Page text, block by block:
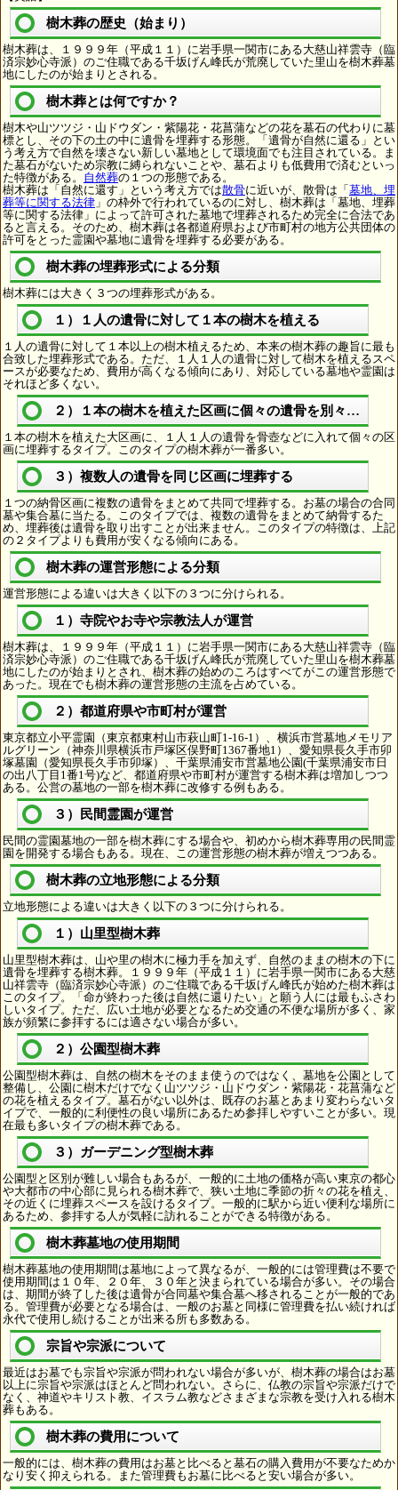
樹木葬の歴史（始まり）
樹木葬は、１９９９年（平成１１）に岩手県一関市にある大慈山祥雲寺（臨
済宗妙心寺派）のご住職である千坂げん峰氏が荒廃していた里山を樹木葬墓
地にしたのが始まりとされる。
樹木葬とは何ですか？
樹木や山ツツジ・山ドウダン・紫陽花・花菖蒲などの花を墓石の代わりに墓
標とし、その下の土の中に遺骨を埋葬する形態。「遺骨が自然に還る」とい
う考え方で自然を壊さない新しい墓地として環境面でも注目されている。ま
た墓石がないため宗教に縛られないことや、墓石よりも低費用で済むといっ
た特徴がある。 自然葬の１つの形態である。
樹木葬は「自然に還す」という考え方では散骨に近いが、散骨は「 墓地、埋
葬等に関する法律 」の枠外で行われているのに対し、樹木葬は「墓地、埋葬
等に関する法律」によって許可された墓地で埋葬されるため完全に合法であ
ると言える。そのため、樹木葬は各都道府県および市町村の地方公共団体の
許可をとった霊園や墓地に遺骨を埋葬する必要がある。
樹木葬の埋葬形式による分類
樹木葬には大きく３つの埋葬形式がある。
１）１人の遺骨に対して１本の樹木を植える
１人の遺骨に対して１本以上の樹木植えるため、本来の樹木葬の趣旨に最も
合致した埋葬形式である。ただ、１人１人の遺骨に対して樹木を植えるスペ
ースが必要なため、費用が高くなる傾向にあり、対応している墓地や霊園は
それほど多くない。
２）１本の樹木を植えた区画に個々の遺骨を別々に埋葬
１本の樹木を植えた大区画に、１人１人の遺骨を骨壺などに入れて個々の区
画に埋葬するタイプ。このタイプの樹木葬が一番多い。
３）複数人の遺骨を同じ区画に埋葬する
１つの納骨区画に複数の遺骨をまとめて共同で埋葬する。お墓の場合の合同
墓や集合墓に当たる。このタイプでは、複数の遺骨をまとめて納骨するた
め、埋葬後は遺骨を取り出すことが出来ません。このタイプの特徴は、上記
の２タイプよりも費用が安くなる傾向にある。
樹木葬の運営形態による分類
運営形態による違いは大きく以下の３つに分けられる。
１）寺院やお寺や宗教法人が運営
樹木葬は、１９９９年（平成１１）に岩手県一関市にある大慈山祥雲寺（臨
済宗妙心寺派）のご住職である千坂げん峰氏が荒廃していた里山を樹木葬墓
地にしたのが始まりとされ、樹木葬の始めのころはすべてがこの運営形態で
あった。現在でも樹木葬の運営形態の主流を占めている。
２）都道府県や市町村が運営
東京都立小平霊園（東京都東村山市萩山町1-16-1）、横浜市営墓地メモリア
ルグリーン（神奈川県横浜市戸塚区俣野町1367番地1）、愛知県長久手市卯
塚墓園（愛知県長久手市卯塚）、千葉県浦安市営墓地公園(千葉県浦安市日
の出八丁目1番1号)など、都道府県や市町村が運営する樹木葬は増加しつつ
ある。公営の墓地の一部を樹木葬に改修する例もある。
３）民間霊園が運営
民間の霊園墓地の一部を樹木葬にする場合や、初めから樹木葬専用の民間霊
園を開発する場合もある。現在、この運営形態の樹木葬が増えつつある。
樹木葬の立地形態による分類
立地形態による違いは大きく以下の３つに分けられる。
１）山里型樹木葬
山里型樹木葬は、山や里の樹木に極力手を加えず、自然のままの樹木の下に
遺骨を埋葬する樹木葬。１９９９年（平成１１）に岩手県一関市にある大慈
山祥雲寺（臨済宗妙心寺派）のご住職である千坂げん峰氏が始めた樹木葬は
このタイプ。「命が終わった後は自然に還りたい」と願う人には最もふさわ
しいタイプ。ただ、広い土地が必要となるため交通の不便な場所が多く、家
族が頻繁に参拝するには適さない場合が多い。
２）公園型樹木葬
公園型樹木葬は、自然の樹木をそのまま使うのではなく、墓地を公園として
整備し、公園に樹木だけでなく山ツツジ・山ドウダン・紫陽花・花菖蒲など
の花を植えるタイプ。墓石がない以外は、既存のお墓とあまり変わらないタ
イプで、一般的に利便性の良い場所にあるため参拝しやすいことが多い。現
在最も多いタイプの樹木葬である。
３）ガーデニング型樹木葬
公園型と区別が難しい場合もあるが、一般的に土地の価格が高い東京の都心
や大都市の中心部に見られる樹木葬で、狭い土地に季節の折々の花を植え、
その近くに埋葬スペースを設けるタイプ。一般的に駅から近い便利な場所に
あるため、参拝する人が気軽に訪れることができる特徴がある。
樹木葬墓地の使用期間
樹木葬墓地の使用期間は墓地によって異なるが、一般的には管理費は不要で
使用期間は１０年、２０年、３０年と決まられている場合が多い。その場合
は、期間が終了した後は遺骨が合同墓や集合墓へ移されることが一般的であ
る。管理費が必要となる場合は、一般のお墓と同様に管理費を払い続ければ
永代で使用し続けることが出来る所も多数ある。
宗旨や宗派について
最近はお墓でも宗旨や宗派が問われない場合が多いが、樹木葬の場合はお墓
以上に宗旨や宗派はほとんど問われない。さらに、仏教の宗旨や宗派だけで
なく、神道やキリスト教、イスラム教などさまざまな宗教を受け入れる樹木
葬もある。
樹木葬の費用について
一般的には、樹木葬の費用はお墓と比べると墓石の購入費用が不要なためか
なり安く抑えられる。また管理費もお墓に比べると安い場合が多い。